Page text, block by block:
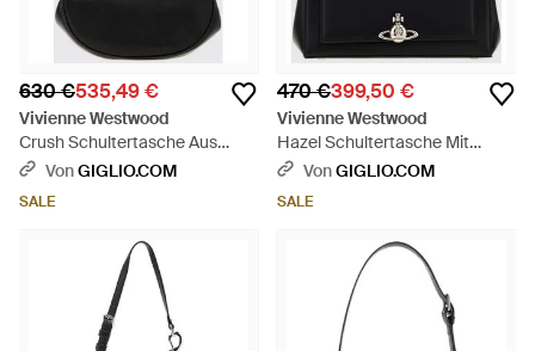
630 €535,49 €
Vivienne Westwood
Crush Schultertasche Aus
Glattem Kalbsleder Mit Orb-
VonGIGLIO.COM
SALE
470 €399,50 €
Vivienne Westwood
Hazel Schultertasche Mit
Monogramm-Muster Und Orb-
VonGIGLIO.COM
SALE